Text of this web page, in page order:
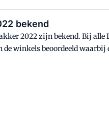
bekend
2022 zijn bekend. Bij
winkels beoordeeld waarbij